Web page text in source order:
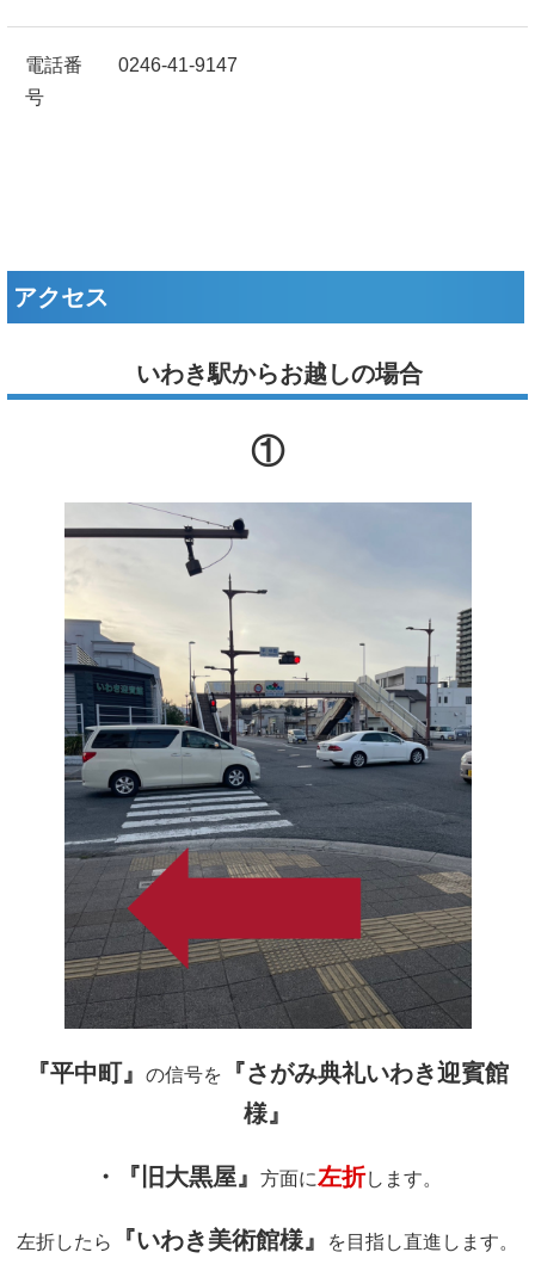
電話番
号
0246-41-9147
アクセス
いわき駅からお越しの場合
①
『平中町』 の信号を
『さがみ典礼いわき迎賓館
様』
・『旧大黒屋』 方面に左折します。
左折したら 『いわき美術館様』 を目指し直進します。